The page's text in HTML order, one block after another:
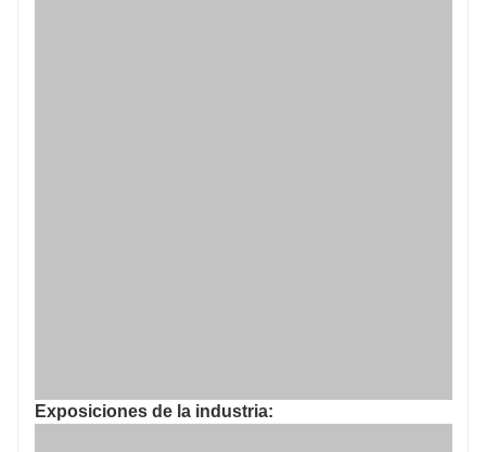
Exposiciones de la industria: